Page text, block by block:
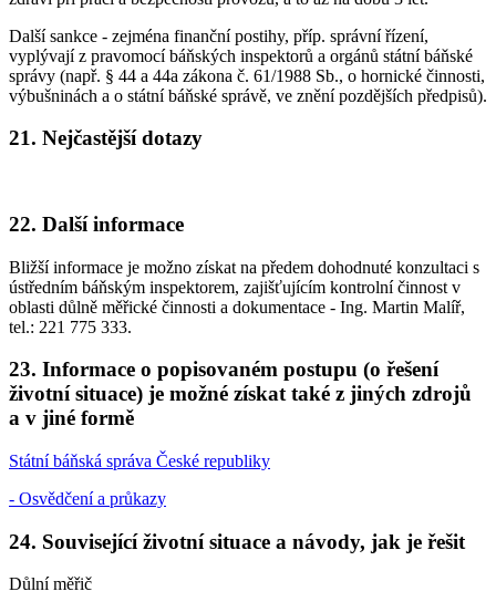
Další sankce - zejména finanční postihy, příp. správní řízení,
vyplývají z pravomocí báňských inspektorů a orgánů státní báňské
správy (např. § 44 a 44a zákona č. 61/1988 Sb., o hornické činnosti,
výbušninách a o státní báňské správě, ve znění pozdějších předpisů).
21. Nejčastější dotazy
22. Další informace
Bližší informace je možno získat na předem dohodnuté konzultaci s
ústředním báňským inspektorem, zajišťujícím kontrolní činnost v
oblasti důlně měřické činnosti a dokumentace - Ing. Martin Malíř,
tel.: 221 775 333.
23. Informace o popisovaném postupu (o řešení
životní situace) je možné získat také z jiných zdrojů
a v jiné formě
Státní báňská správa České republiky
- Osvědčení a průkazy
24. Související životní situace a návody, jak je řešit
Důlní měřič